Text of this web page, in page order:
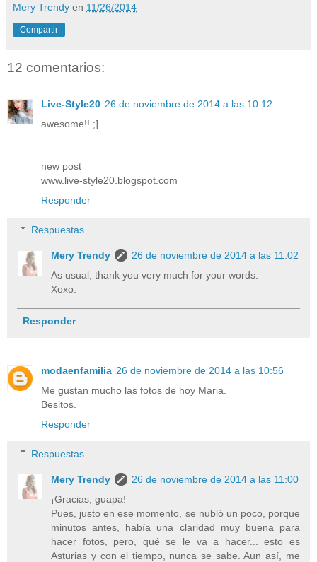
Mery Trendy en 11/26/2014
Compartir
12 comentarios:
Live-Style20 26 de noviembre de 2014 a las 10:12
awesome!! ;]
new post
www.live-style20.blogspot.com
Responder
Respuestas
Mery Trendy
26 de noviembre de 2014 a las 11:02
As usual, thank you very much for your words.
Xoxo.
Responder
modaenfamilia 26 de noviembre de 2014 a las 10:56
Me gustan mucho las fotos de hoy Maria.
Besitos.
Responder
Respuestas
Mery Trendy
26 de noviembre de 2014 a las 11:00
¡Gracias, guapa!
Pues, justo en ese momento, se nubló un poco, porque
minutos antes, había una claridad muy buena para
hacer fotos, pero, qué se le va a hacer... esto es
Asturias y con el tiempo, nunca se sabe. Aun así, me